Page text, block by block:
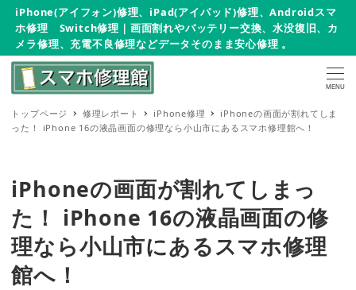
iPhone(アイフォン)修理、iPad(アイパッド)修理、Androidスマ
ホ修理 Switch修理｜画面割れやバッテリー交換、水没復旧、カ
メラ修理、充電不良修理などデータそのまま安心修理 。
MENU
トップページ 修理レポート iPhone修理
iPhoneの画面が割れてしま
った！ iPhone 16の液晶画面の修理なら小山市にあるスマホ修理館へ！
iPhoneの画面が割れてしまっ
た！ iPhone 16の液晶画面の修
理なら小山市にあるスマホ修理
館へ！